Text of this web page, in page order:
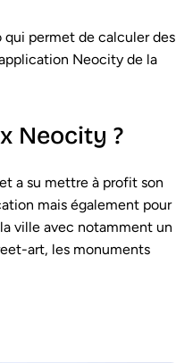
permet de calculer des
Neocity de la
Neocity ?
a su mettre à profit son
mais également pour
ville avec notamment un
art, les monuments